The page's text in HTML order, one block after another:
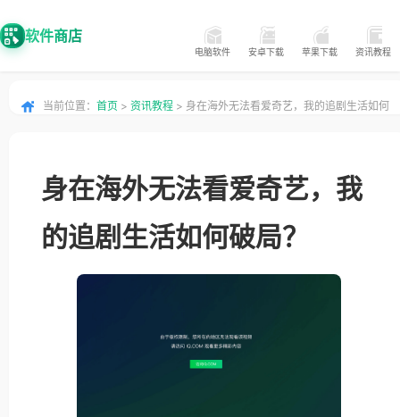
软件商店
电脑软件 安卓下载 苹果下载 资讯教程
当前位置： 首页 > 资讯教程 > 身在海外无法看爱奇艺，我的追剧生活如何
身在海外无法看爱奇艺，我
的追剧生活如何破局？